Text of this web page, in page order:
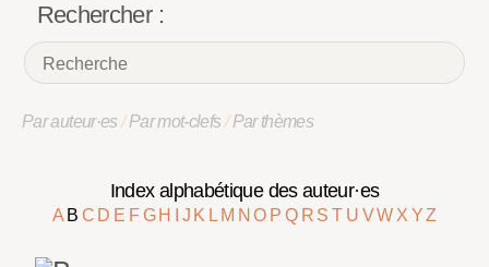
Rechercher :
Par auteur·es/Par mot-clefs/Par thèmes
Index alphabétique des auteur·es
A B C D E F G H J K L M NO P Q R ST U VW X YZ